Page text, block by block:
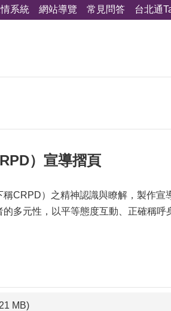
系統 網站導覽 常見問答 台北通
）宣導摺頁
CRPD）之精神認識與瞭解，製作
多元性，以平等態度互動、正確稱
MB)